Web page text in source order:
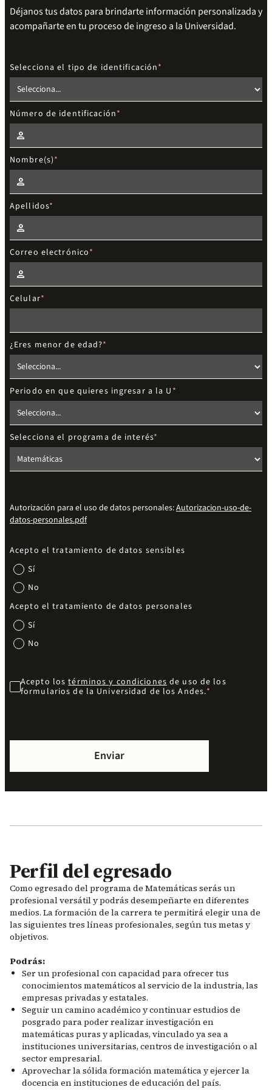
Déjanos tus datos para brindarte información personalizada y
acompañarte en tu proceso de ingreso a la Universidad.
Selecciona el tipo de identificación
Número de identificación
Nombre(s)
Apellidos
Correo electrónico
Celular
¿Eres menor de edad?
Periodo en que quieres ingresar a la U
Selecciona el programa de interés
Autorización para el uso de datos personales:Autorizacion-uso-de-
datos-personales.pdf
Acepto el tratamiento de datos sensibles
Sí
No
Acepto el tratamiento de datos personales
Sí
No
Acepto lostérminos y condicionesde uso de los
formularios de la Universidad de los Andes.
Perfil del egresado
Como egresado del programa de Matemáticas serás un
profesional versátil y podrás desempeñarte en diferentes
medios. La formación de la carrera te permitirá elegir una de
las siguientes tres líneas profesionales, según tus metas y
objetivos.
Podrás:
Ser un profesional con capacidad para ofrecer tus
conocimientos matemáticos al servicio de la industria, las
empresas privadas y estatales.
Seguir un camino académico y continuar estudios de
posgrado para poder realizar investigación en
matemáticas puras y aplicadas, vinculado ya sea a
instituciones universitarias, centros de investigación o al
sector empresarial.
Aprovechar la sólida formación matemática y ejercer la
docencia en instituciones de educación del país.